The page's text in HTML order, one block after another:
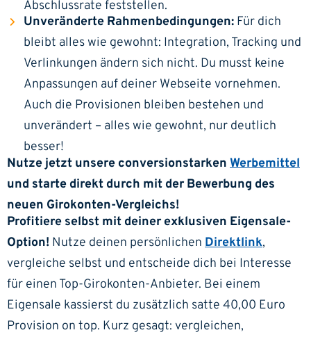
Abschlussrate feststellen.
Unveränderte Rahmenbedingungen: Für dich
bleibt alles wie gewohnt: Integration, Tracking und
Verlinkungen ändern sich nicht. Du musst keine
Anpassungen auf deiner Webseite vornehmen.
Auch die Provisionen bleiben bestehen und
unverändert – alles wie gewohnt, nur deutlich
besser!
Nutze jetzt unsere conversionstarken Werbemittel
und starte direkt durch mit der Bewerbung des
neuen Girokonten-Vergleichs!
Profitiere selbst mit deiner exklusiven Eigensale-
Option! Nutze deinen persönlichen Direktlink,
vergleiche selbst und entscheide dich bei Interesse
für einen Top-Girokonten-Anbieter. Bei einem
Eigensale kassierst du zusätzlich satte 40,00 Euro
Provision on top. Kurz gesagt: vergleichen,